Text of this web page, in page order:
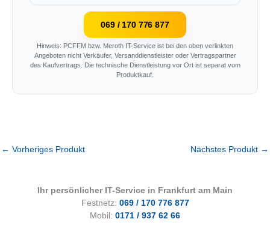
069 / 170 776 877
Hinweis: PCFFM bzw. Meroth IT-Service ist bei den oben verlinkten
Angeboten nicht Verkäufer, Versanddienstleister oder Vertragspartner
des Kaufvertrags. Die technische Dienstleistung vor Ort ist separat vom
Produktkauf.
← Vorheriges Produkt Nächstes Produkt →
Ihr persönlicher IT-Service in Frankfurt am Main
Festnetz: 069 / 170 776 877
Mobil: 0171 / 937 62 66